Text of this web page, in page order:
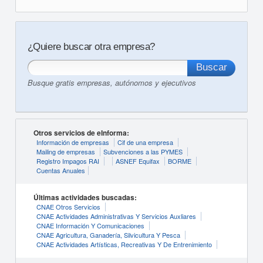
¿Quiere buscar otra empresa?
Busque gratis empresas, autónomos y ejecutivos
Otros servicios de eInforma:
Información de empresas
Cif de una empresa
Mailing de empresas
Subvenciones a las PYMES
Registro Impagos RAI
ASNEF Equifax
BORME
Cuentas Anuales
Últimas actividades buscadas:
CNAE Otros Servicios
CNAE Actividades Administrativas Y Servicios Auxliares
CNAE Información Y Comunicaciones
CNAE Agricultura, Ganadería, Silvicultura Y Pesca
CNAE Actividades Artísticas, Recreativas Y De Entrenimiento